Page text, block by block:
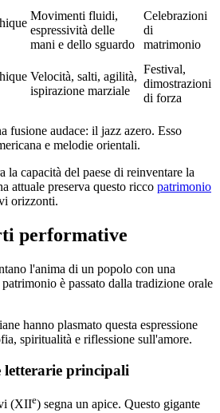
Movimenti fluidi,
espressività delle
mani e dello sguardo
Celebrazioni
di
matrimonio
Velocità, salti, agilità,
ispirazione marziale
Festival,
dimostrazioni
di forza
fusione audace: il jazz azero. Esso
e melodie orientali.
la capacità del paese di reinventare la
attuale preserva questo ricco patrimonio
orizzonti.
performative
l'anima di un popolo con una
è passato dalla tradizione orale
hanno plasmato questa espressione
spiritualità e riflessione sull'amore.
letterarie principali
(XIIe) segna un apice. Questo gigante